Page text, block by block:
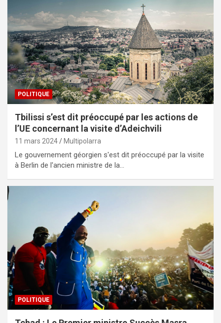
POLITIQUE
Tbilissi s’est dit préoccupé par les actions de
l’UE concernant la visite d’Adeichvili
11 mars 2024 Multipolarra
Le gouvernement géorgien s'est dit préoccupé par la visite
à Berlin de l'ancien ministre de la…
POLITIQUE